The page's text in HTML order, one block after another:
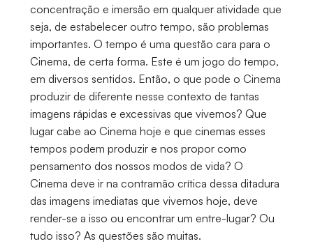
concentração e imersão em qualquer atividade que
seja, de estabelecer outro tempo, são problemas
importantes. O tempo é uma questão cara para o
Cinema, de certa forma. Este é um jogo do tempo,
em diversos sentidos. Então, o que pode o Cinema
produzir de diferente nesse contexto de tantas
imagens rápidas e excessivas que vivemos? Que
lugar cabe ao Cinema hoje e que cinemas esses
tempos podem produzir e nos propor como
pensamento dos nossos modos de vida? O
Cinema deve ir na contramão crítica dessa ditadura
das imagens imediatas que vivemos hoje, deve
render-se a isso ou encontrar um entre-lugar? Ou
tudo isso? As questões são muitas.